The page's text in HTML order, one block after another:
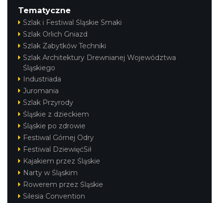
LOVE SONGS-historie miłosne zapisane w
muzyce
Cieszyn
0.24 km
Wystawa: Z ONDRASZKIEM PRZEZ DEKADY
Tematyczne
Szlak i Festiwal Śląskie Smaki
Szlak Orlich Gniazd
Szlak Zabytków Techniki
Szlak Architektury Drewnianej Województwa
Śląskiego
Industriada
Juromania
Szlak Przyrody
Śląskie z dzieckiem
Śląskie po zdrowie
Festiwal Górnej Odry
Festiwal DziewięćSił
Kajakiem przez Śląskie
Narty w Śląskim
Rowerem przez Śląskie
Silesia Convention